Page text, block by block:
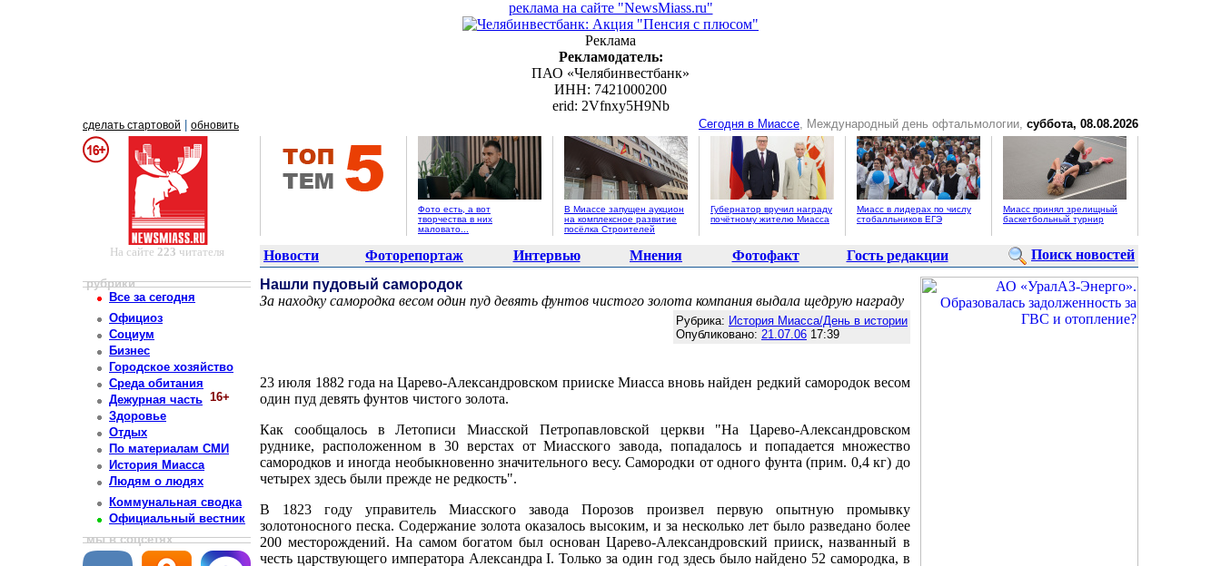
реклама на сайте "NewsMiass.ru"
Реклама
Рекламодатель:
ПАО «Челябинвестбанк»
ИНН: 7421000200
erid: 2Vfnxy5H9Nb
сделать стартовой обновить Сегодня в Миассе, Международный день офтальмологии, суббота, 08.08.2026
Фото есть, а вот
творчества в них
маловато...
В Миассе запущен аукцион
на комплексное развитие
посёлка Строителей
Губернатор вручил награду
почётному жителю Миасса
Миасс в лидерах по числу
стобалльников ЕГЭ
Миасс принял зрелищный
баскетбольный турнир
На сайте 223 читателя Новости Фоторепортаж Интервью Мнения Фотофакт Гость редакции Поиск новостей
рубрики
Все за сегодня
Официоз
Социум
Бизнес
Городское хозяйство
Среда обитания
Дежурная часть 16+
Здоровье
Отдых
По материалам СМИ
История Миасса
Людям о людях
Коммунальная сводка
Официальный вестник
мы в соцсетях
Нашли пудовый самородок
За находку самородка весом один пуд девять фунтов чистого золота компания выдала щедрую награду
Рубрика: История Миасса/День в истории
Опубликовано: 21.07.06 17:39
23 июля 1882 года на Царево-Александровском прииске Миасса вновь найден редкий самородок весом
один пуд девять фунтов чистого золота.
Как сообщалось в Летописи Миасской Петропавловской церкви "На Царево-Александровском
руднике, расположенном в 30 верстах от Миасского завода, попадалось и попадается множество
самородков и иногда необыкновенно значительного весу. Самородки от одного фунта (прим. 0,4 кг) до
четырех здесь были прежде не редкость".
В 1823 году управитель Миасского завода Порозов произвел первую опытную промывку
золотоносного песка. Содержание золота оказалось высоким, и за несколько лет было разведано более
200 месторождений. На самом богатом был основан Царево-Александровский прииск, названный в
честь царствующего императора Александра I. Только за один год здесь было найдено 52 самородка, в